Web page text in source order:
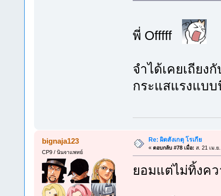
พี่ Offfff
จำได้เคยเถียง
กระแสแรงแบ
bignaja123
CP9 / นินจาแพทย์
Re: ผิดสังเกตุ โรเกีย
« ตอบกลับ #78 เมื่อ: ส. 21 เม.ย
ยอมแต่ไม่ทิ้งค